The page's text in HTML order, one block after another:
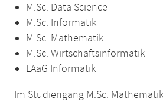
M.Sc. Data Science
M.Sc. Informatik
M.Sc. Mathematik
M.Sc. Wirtschaftsinformatik
LAaG Informatik
Im Studiengang M.Sc.